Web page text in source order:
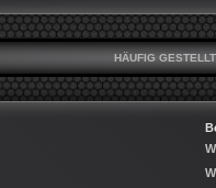
HÄUFIG